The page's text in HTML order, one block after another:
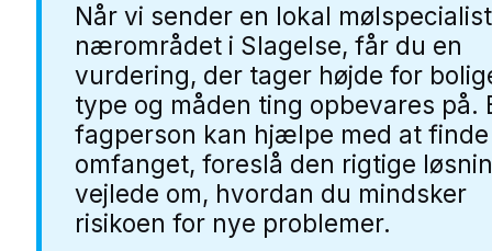
Når vi sender en lokal
nærområdet i Slagelse, får du en
vurdering, der tager højde for
type og måden ting opbevares på.
fagperson kan hjælpe med at finde
omfanget, foreslå den rigtige
vejlede om, hvordan du mindsker
risikoen for nye problemer.